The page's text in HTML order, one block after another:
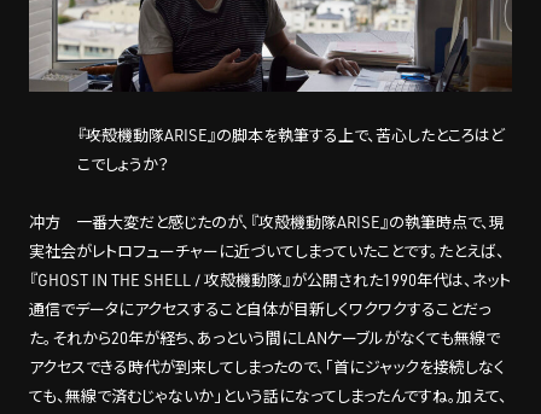
――『攻殻機動隊ARISE』の脚本を執筆する上で、苦心したところはど
こでしょうか？
冲方 一番大変だと感じたのが、『攻殻機動隊ARISE』の執筆時点で、現
実社会がレトロフューチャーに近づいてしまっていたことです。たとえば、
『GHOST IN THE SHELL / 攻殻機動隊』が公開された1990年代は、ネット
通信でデータにアクセスすること自体が目新しくワクワクすることだっ
た。それから20年が経ち、あっという間にLANケーブルがなくても無線で
アクセスできる時代が到来してしまったので、「首にジャックを接続しなく
ても、無線で済むじゃないか」という話になってしまったんですね。加えて、